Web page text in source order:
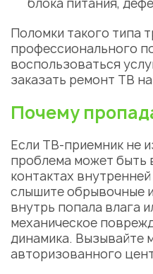
Поломки такого типа
профессионального
воспользоваться
заказать ремонт ТВ
Почему
Если ТВ-приемник не
проблема может быть
контактах
слышите обрывочные
внутрь попала влага
механическое
динамика. Вызывайте
авторизованного